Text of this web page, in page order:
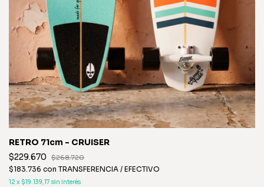
RETRO 71cm - CRUISER
$229.670
$268.720
$183.736 con TRANSFERENCIA / EFECTIVO
12 x $19.139,17 sin interés